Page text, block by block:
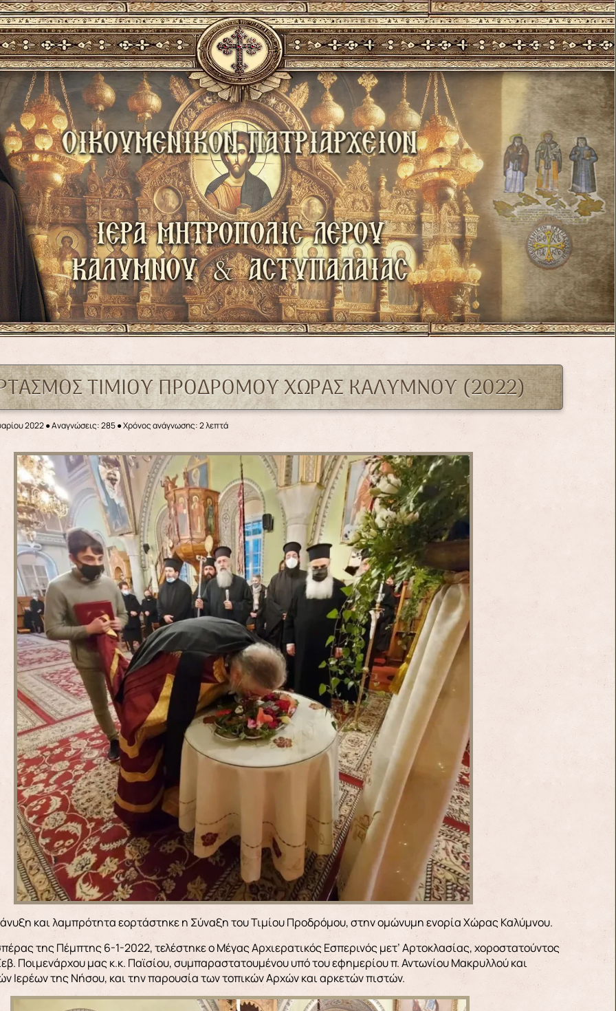
ΤΙΜΙΟΥ ΠΡΟΔΡΟΜΟΥ ΧΩΡΑΣ ΚΑΛΥΜΝΟΥ (2022)
2022●Αναγνώσεις: 285● Χρόνος ανάγνωσης: 2 λεπτά
και λαμπρότητα εορτάστηκε η Σύναξη του Τιμίου Προδρόμου, στην ομώνυμη ενορία Χώρας Καλύμνου.
της Πέμπτης 6-1-2022, τελέστηκε ο Μέγας Αρχιερατικός Εσπερινός μετ’ Αρτοκλασίας, χοροστατούντος
Ποιμενάρχου μας κ.κ. Παϊσίου, συμπαραστατουμένου υπό του εφημερίου π. Αντωνίου Μακρυλλού και
Ιερέων της Νήσου, και την παρουσία των τοπικών Αρχών και αρκετών πιστών.